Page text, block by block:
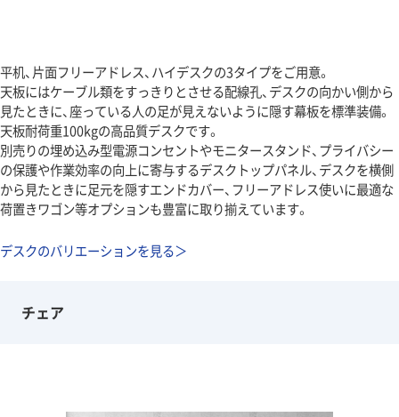
平机、片面フリーアドレス、ハイデスクの3タイプをご用意。
天板にはケーブル類をすっきりとさせる配線孔、デスクの向かい側から
見たときに、座っている人の足が見えないように隠す幕板を標準装備。
天板耐荷重100kgの高品質デスクです。
別売りの埋め込み型電源コンセントやモニタースタンド、プライバシー
の保護や作業効率の向上に寄与するデスクトップパネル、デスクを横側
から見たときに足元を隠すエンドカバー、フリーアドレス使いに最適な
荷置きワゴン等オプションも豊富に取り揃えています。
デスクのバリエーションを見る＞
チェア